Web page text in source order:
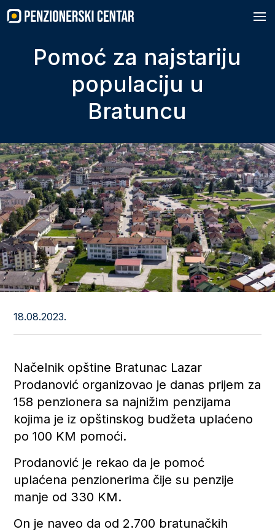
to
content
Pomoć za najstariju
populaciju u
Bratuncu
18.08.2023.
Načelnik opštine Bratunac Lazar
Prodanović organizovao je danas prijem za
158 penzionera sa najnižim penzijama
kojima je iz opštinskog budžeta uplaćeno
po 100 KM pomoći.
Prodanović je rekao da je pomoć
uplaćena penzionerima čije su penzije
manje od 330 KM.
On je naveo da od 2.700 bratunačkih